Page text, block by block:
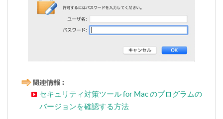
セキュリティ対策ツール for Mac のプログラムの
バージョンを確認する方法